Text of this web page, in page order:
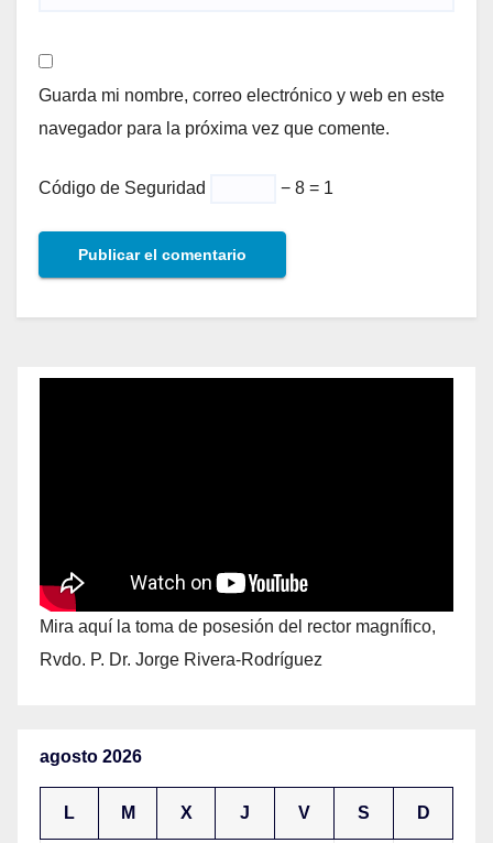
Guarda mi nombre, correo electrónico y web en este
navegador para la próxima vez que comente.
Código de Seguridad − 8 = 1
Mira aquí la toma de posesión del rector magnífico,
Rvdo. P. Dr. Jorge Rivera-Rodríguez
agosto 2026
L M X J V S D